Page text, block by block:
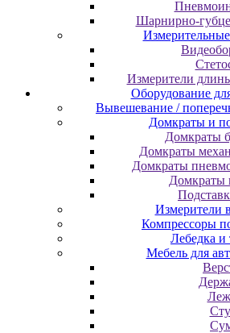
Шapниpнo-
Измepитeли
Оборудование
Вывешевание /
Домкраты и
Домкраты
Домкраты
Домкраты
Домкраты
Измерители
Компрессоры
Лебедка и
Мебель для